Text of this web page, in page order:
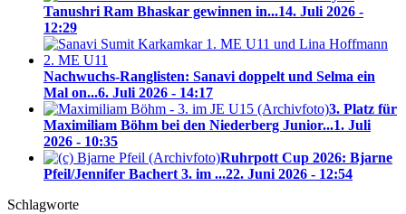
Tanushri Ram Bhaskar gewinnen in...14. Juli 2026 -
12:29
Nachwuchs-Ranglisten: Sanavi doppelt und Selma ein
Mal on...6. Juli 2026 - 14:17
3. Platz für
Maximiliam Böhm bei den Niederberg Junior...1. Juli
2026 - 10:35
Ruhrpott Cup 2026: Bjarne
Pfeil/Jennifer Bachert 3. im ...22. Juni 2026 - 12:54
Schlagworte